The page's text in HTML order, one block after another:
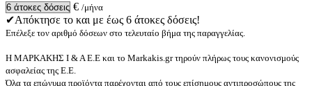
€ /μήνα
✔Απόκτησε το και με έως 6 άτοκες δόσεις!
Επέλεξε τον αριθμό δόσεων στο τελευταίο βήμα της παραγγελίας.
Η ΜΑΡΚΑΚΗΣ Ι & Α Ε.Ε και το Markakis.gr τηρούν πλήρως τους κανονισμούς
ασφαλείας της Ε.Ε.
Όλα τα επώνυμα προϊόντα παρέχονται από τους επίσημους αντιπροσώπους της